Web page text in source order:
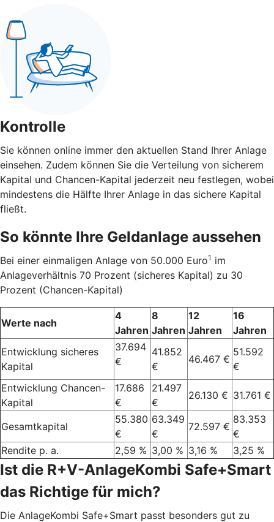
Kontrolle
Sie können online immer den aktuellen Stand Ihrer Anlage
einsehen. Zudem können Sie die Verteilung von sicherem
Kapital und Chancen-Kapital jederzeit neu festlegen, wobei
mindestens die Hälfte Ihrer Anlage in das sichere Kapital
fließt.
So könnte Ihre Geldanlage aussehen
Bei einer einmaligen Anlage von 50.000 Euro1 im
Anlageverhältnis 70 Prozent (sicheres Kapital) zu 30
Prozent (Chancen-Kapital)
Werte nach
4
Jahren
8
Jahren
12
Jahren
16
Jahren
Entwicklung sicheres
Kapital
37.694
€
41.852
€
46.467 €
51.592
€
Entwicklung Chancen-
Kapital
17.686
€
21.497
€
26.130 € 31.761 €
Gesamtkapital
55.380
€
63.349
€
72.597 €
83.353
€
Rendite p. a.
2,59 % 3,00 % 3,16 % 3,25 %
Ist die R+V-AnlageKombi Safe+Smart
das Richtige für mich?
Die AnlageKombi Safe+Smart passt besonders gut zu